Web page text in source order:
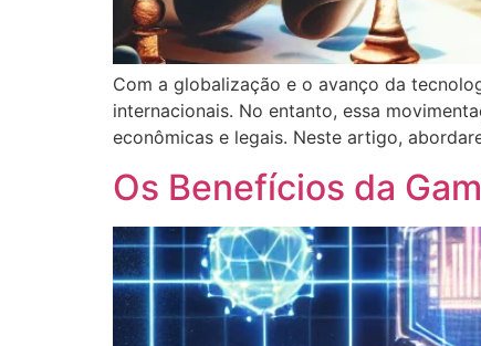
Com a globalização e o avanço da
internacionais. No entanto, essa
econômicas e legais. Neste artigo,
Os Benefícios da